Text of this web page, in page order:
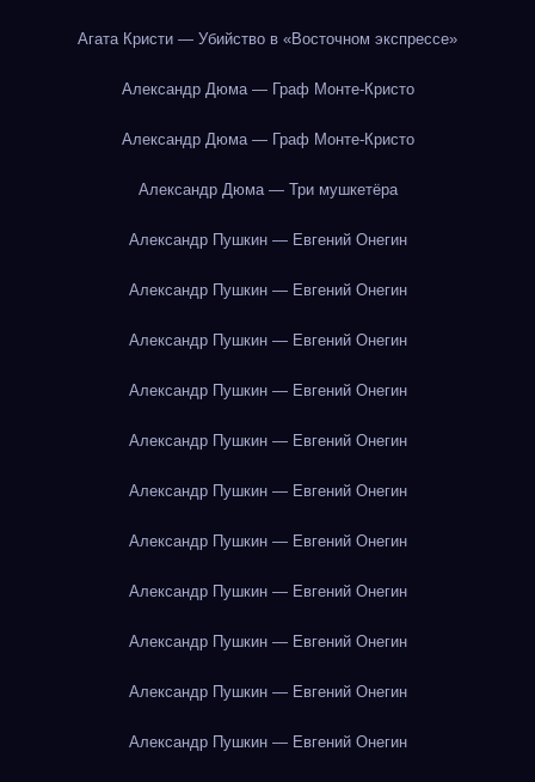
Агата Кристи — Убийство в «Восточном экспрессе»
Александр Дюма — Граф Монте-Кристо
Александр Дюма — Граф Монте-Кристо
Александр Дюма — Три мушкетёра
Александр Пушкин — Евгений Онегин
Александр Пушкин — Евгений Онегин
Александр Пушкин — Евгений Онегин
Александр Пушкин — Евгений Онегин
Александр Пушкин — Евгений Онегин
Александр Пушкин — Евгений Онегин
Александр Пушкин — Евгений Онегин
Александр Пушкин — Евгений Онегин
Александр Пушкин — Евгений Онегин
Александр Пушкин — Евгений Онегин
Александр Пушкин — Евгений Онегин